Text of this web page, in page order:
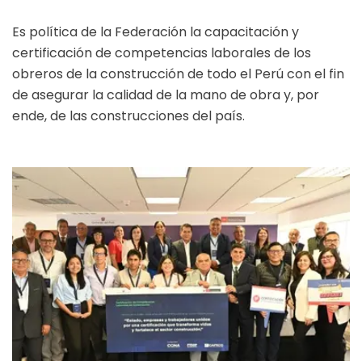
Es política de la Federación la capacitación y
certificación de competencias laborales de los
obreros de la construcción de todo el Perú con el fin
de asegurar la calidad de la mano de obra y, por
ende, de las construcciones del país.